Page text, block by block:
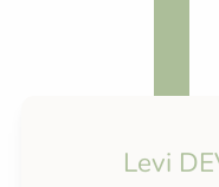
Levi